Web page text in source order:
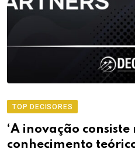
TOP DECISORES
‘A inovação
conhecimento